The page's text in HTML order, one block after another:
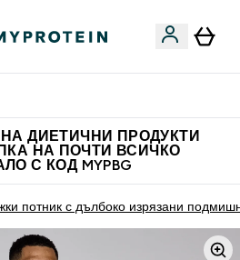
ДИЕТИЧНИ ПРОДУКТИ
НА ПОЧТИ ВСИЧКО
С КОД MYPBG
потник с дълбоко изрязани